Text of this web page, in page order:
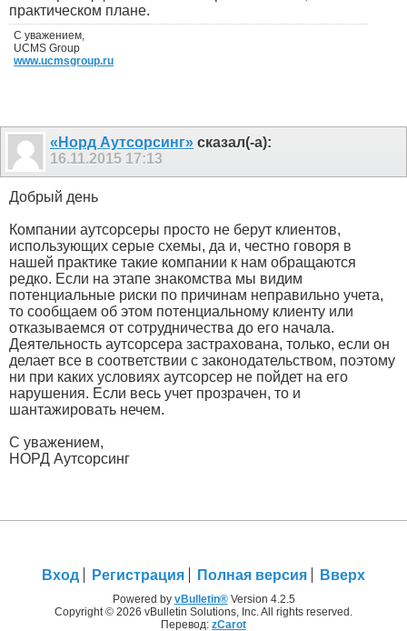
практическом плане.
С уважением,
UCMS Group
www.ucmsgroup.ru
«Норд Аутсорсинг» сказал(-а):
16.11.2015 17:13
Добрый день
Компании аутсорсеры просто не берут клиентов,
использующих серые схемы, да и, честно говоря в
нашей практике такие компании к нам обращаются
редко. Если на этапе знакомства мы видим
потенциальные риски по причинам неправильно учета,
то сообщаем об этом потенциальному клиенту или
отказываемся от сотрудничества до его начала.
Деятельность аутсорсера застрахована, только, если он
делает все в соответствии с законодательством, поэтому
ни при каких условиях аутсорсер не пойдет на его
нарушения. Если весь учет прозрачен, то и
шантажировать нечем.
С уважением,
НОРД Аутсорсинг
Вход Регистрация Полная версия Вверх
Powered by vBulletin®Version 4.2.5
Copyright © 2026 vBulletin Solutions, Inc. All rights reserved.
Перевод: zCarot